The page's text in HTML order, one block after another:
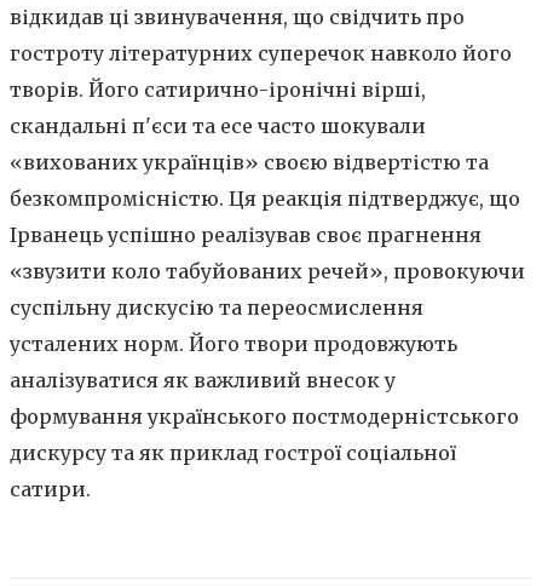
відкидав ці звинувачення, що свідчить про
гостроту літературних суперечок навколо його
творів. Його сатирично-іронічні вірші,
скандальні п'єси та есе часто шокували
«вихованих українців» своєю відвертістю та
безкомпромісністю. Ця реакція підтверджує, що
Ірванець успішно реалізував своє прагнення
«звузити коло табуйованих речей», провокуючи
суспільну дискусію та переосмислення
усталених норм. Його твори продовжують
аналізуватися як важливий внесок у
формування українського постмодерністського
дискурсу та як приклад гострої соціальної
сатири.